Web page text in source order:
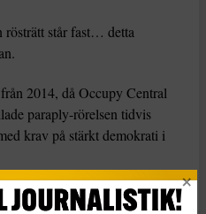
rösträtt står fast… detta
2014, då Occupy Central
paraply-rörelsen tidvis
krav på stärkt demokrati i